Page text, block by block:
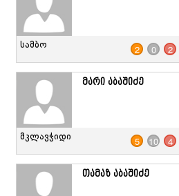
სამბო 2 0 2
მარი აბაშიძე
მკლავჭიდი 5 10 4
თამაზ აბაშიძე